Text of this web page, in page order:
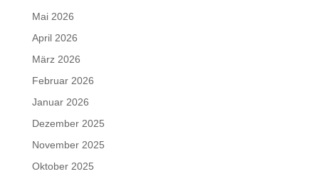
Mai 2026
April 2026
März 2026
Februar 2026
Januar 2026
Dezember 2025
November 2025
Oktober 2025